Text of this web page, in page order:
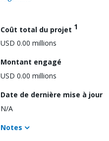
Coût total du projet 1
USD 0.00 millions
Montant engagé
USD 0.00 millions
Date de dernière mise à jour
N/A
Notes